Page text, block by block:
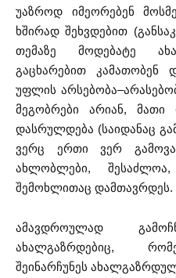
უაზროდ იმეორებენ
ხშირად შეხვდებით
თემაზე მოდებატე
გაცხარებით კამათობენ
უფლის
მეგობრები არიან, მათი
დასრულდება (საიდანაც
ვერც ერთი ვერ
ახლობლები,
შემოხლითაც დამთავრდეს.
ამავდროულად
ახალგაზრდებიც,
შეინარჩუნეს